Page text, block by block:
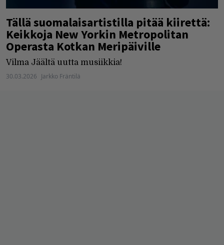
Tällä suomalaisartistilla pitää kiirettä:
Keikkoja New Yorkin Metropolitan
Operasta Kotkan Meripäiville
Vilma Jäältä uutta musiikkia!
30.03.2026 Jarkko Fräntilä